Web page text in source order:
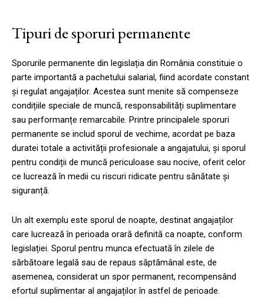
Tipuri de sporuri permanente
Sporurile permanente din legislația din România constituie o
parte importantă a pachetului salarial, fiind acordate constant
și regulat angajaților. Acestea sunt menite să compenseze
condițiile speciale de muncă, responsabilități suplimentare
sau performanțe remarcabile. Printre principalele sporuri
permanente se includ sporul de vechime, acordat pe baza
duratei totale a activității profesionale a angajatului, și sporul
pentru condiții de muncă periculoase sau nocive, oferit celor
ce lucrează în medii cu riscuri ridicate pentru sănătate și
siguranță.
Un alt exemplu este sporul de noapte, destinat angajaților
care lucrează în perioada orară definită ca noapte, conform
legislației. Sporul pentru munca efectuată în zilele de
sărbătoare legală sau de repaus săptămânal este, de
asemenea, considerat un spor permanent, recompensând
efortul suplimentar al angajaților în astfel de perioade.